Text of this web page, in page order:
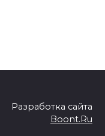
Разработка сайта
Boont.Ru